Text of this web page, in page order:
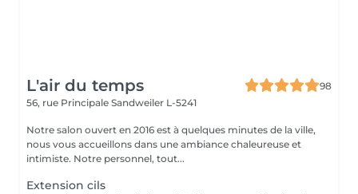
L'air du temps
98
56, rue Principale Sandweiler L-5241
Notre salon ouvert en 2016 est à quelques minutes de la ville,
nous vous accueillons dans une ambiance chaleureuse et
intimiste. Notre personnel, tout...
Extension cils